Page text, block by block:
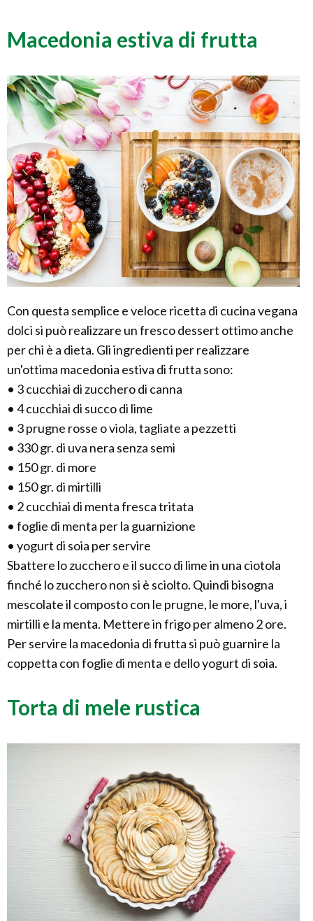
Macedonia estiva di frutta
Con questa semplice e veloce ricetta di cucina vegana
dolci si può realizzare un fresco dessert ottimo anche
per chi è a dieta. Gli ingredienti per realizzare
un'ottima macedonia estiva di frutta sono:
• 3 cucchiai di zucchero di canna
• 4 cucchiai di succo di lime
• 3 prugne rosse o viola, tagliate a pezzetti
• 330 gr. di uva nera senza semi
• 150 gr. di more
• 150 gr. di mirtilli
• 2 cucchiai di menta fresca tritata
• foglie di menta per la guarnizione
• yogurt di soia per servire
Sbattere lo zucchero e il succo di lime in una ciotola
finché lo zucchero non si è sciolto. Quindi bisogna
mescolate il composto con le prugne, le more, l'uva, i
mirtilli e la menta. Mettere in frigo per almeno 2 ore.
Per servire la macedonia di frutta si può guarnire la
coppetta con foglie di menta e dello yogurt di soia.
Torta di mele rustica